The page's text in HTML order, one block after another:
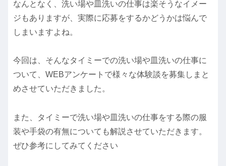
なんとなく、洗い場や皿洗いの仕事は楽そうなイメー
ジもありますが、実際に応募をするかどうかは悩んで
しまいますよね。
今回は、そんなタイミーでの洗い場や皿洗いの仕事に
ついて、WEBアンケートで様々な体験談を募集しまと
めさせていただきました。
また、タイミーで洗い場や皿洗いの仕事をする際の服
装や手袋の有無についても解説させていただきます。
ぜひ参考にしてみてください